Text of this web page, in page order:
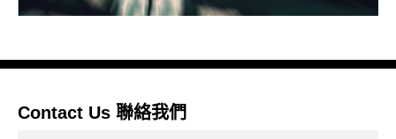
Contact Us 聯絡我們